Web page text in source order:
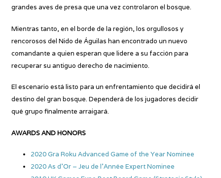
grandes aves de presa que una vez controlaron el bosque.
Mientras tanto, en el borde de la región, los orgullosos y
rencorosos del Nido de Águilas han encontrado un nuevo
comandante a quien esperan que lidere a su facción para
recuperar su antiguo derecho de nacimiento.
El escenario está listo para un enfrentamiento que decidirá el
destino del gran bosque. Dependerá de los jugadores decidir
qué grupo finalmente arraigará.
AWARDS AND HONORS
2020 Gra Roku Advanced Game of the Year Nominee
2020 As d’Or – Jeu de l’Année Expert Nominee